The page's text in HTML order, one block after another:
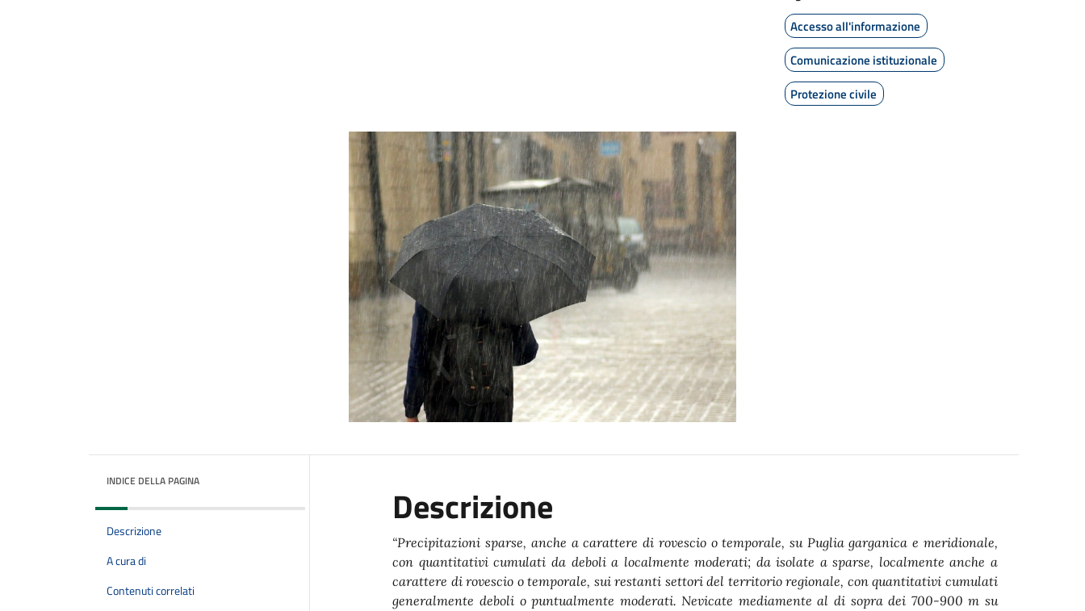
Accesso all'informazione
Comunicazione istituzionale
Protezione civile
INDICE DELLA PAGINA
Descrizione
A cura di
Contenuti correlati
Descrizione
“Precipitazioni sparse, anche a carattere di rovescio o temporale, su Puglia garganica e meridionale,
con quantitativi cumulati da deboli a localmente moderati; da isolate a sparse, localmente anche a
carattere di rovescio o temporale, sui restanti settori del territorio regionale, con quantitativi cumulati
generalmente deboli o puntualmente moderati. Nevicate mediamente al di sopra dei 700-900 m su